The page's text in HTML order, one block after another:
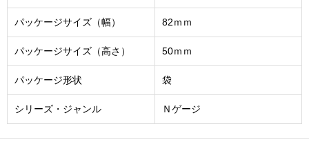
パッケージサイズ（幅） 82ｍｍ
パッケージサイズ（高さ） 50ｍｍ
パッケージ形状 袋
シリーズ・ジャンル Ｎゲージ